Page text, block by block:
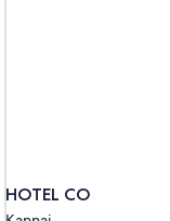
HOTEL COMENTO